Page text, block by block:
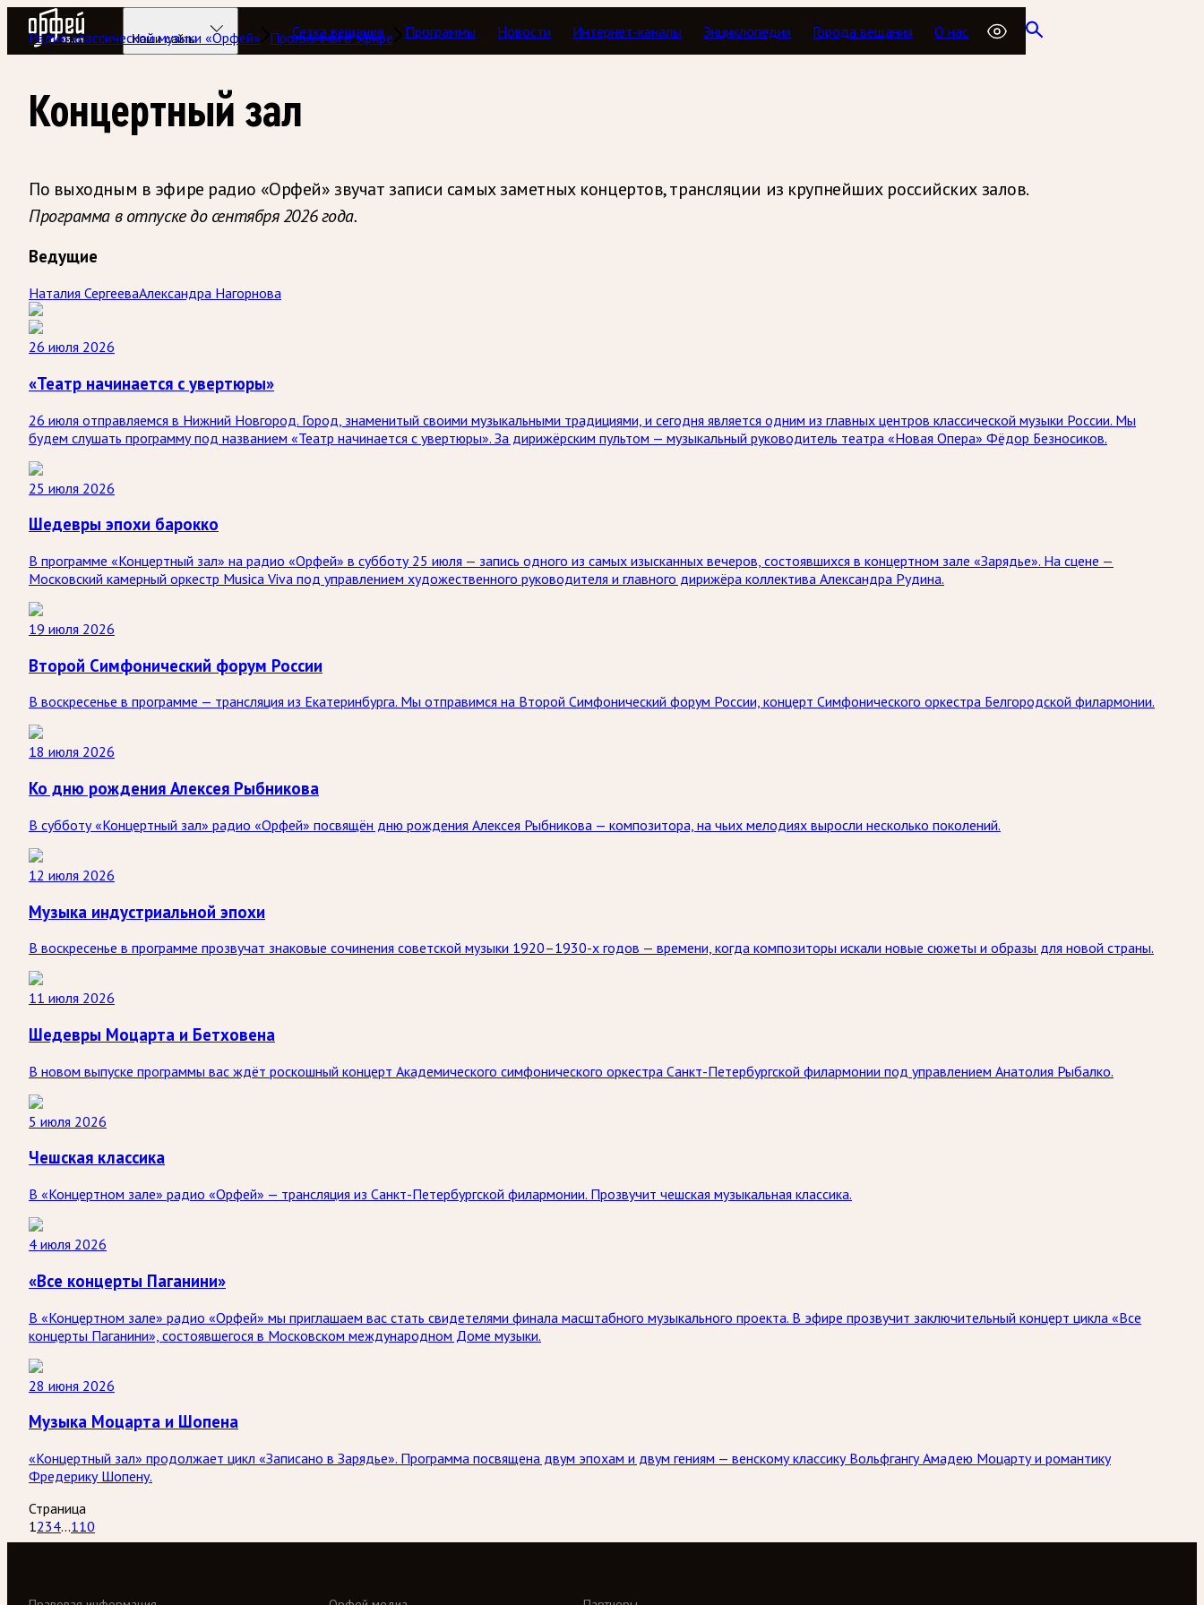
Радио Орфей
Наши сайты Сетка вещания Программы Новости Интернет-каналы Энциклопедия Города вещания О нас
Радио классической музыки «Орфей» Программы в эфире
Концертный зал
По выходным в эфире радио «Орфей» звучат записи самых заметных концертов, трансляции из крупнейших российских залов.
Программа в отпуске до сентября 2026 года.
Ведущие
Наталия СергееваАлександра Нагорнова
26 июля 2026
«Театр начинается с увертюры»
26 июля отправляемся в Нижний Новгород. Город, знаменитый своими музыкальными традициями, и сегодня является одним из главных центров классической музыки России. Мы
будем слушать программу под названием «Театр начинается с увертюры». За дирижёрским пультом — музыкальный руководитель театра «Новая Опера» Фёдор Безносиков.
25 июля 2026
Шедевры эпохи барокко
В программе «Концертный зал» на радио «Орфей» в субботу 25 июля — запись одного из самых изысканных вечеров, состоявшихся в концертном зале «Зарядье». На сцене —
Московский камерный оркестр Musica Viva под управлением художественного руководителя и главного дирижёра коллектива Александра Рудина.
19 июля 2026
Второй Симфонический форум России
В воскресенье в программе — трансляция из Екатеринбурга. Мы отправимся на Второй Симфонический форум России, концерт Симфонического оркестра Белгородской филармонии.
18 июля 2026
Ко дню рождения Алексея Рыбникова
В субботу «Концертный зал» радио «Орфей» посвящён дню рождения Алексея Рыбникова — композитора, на чьих мелодиях выросли несколько поколений.
12 июля 2026
Музыка индустриальной эпохи
В воскресенье в программе прозвучат знаковые сочинения советской музыки 1920–1930-х годов — времени, когда композиторы искали новые сюжеты и образы для новой страны.
11 июля 2026
Шедевры Моцарта и Бетховена
В новом выпуске программы вас ждёт роскошный концерт Академического симфонического оркестра Санкт-Петербургской филармонии под управлением Анатолия Рыбалко.
5 июля 2026
Чешская классика
В «Концертном зале» радио «Орфей» — трансляция из Санкт-Петербургской филармонии. Прозвучит чешская музыкальная классика.
4 июля 2026
«Все концерты Паганини»
В «Концертном зале» радио «Орфей» мы приглашаем вас стать свидетелями финала масштабного музыкального проекта. В эфире прозвучит заключительный концерт цикла «Все
концерты Паганини», состоявшегося в Московском международном Доме музыки.
28 июня 2026
Музыка Моцарта и Шопена
«Концертный зал» продолжает цикл «Записано в Зарядье». Программа посвящена двум эпохам и двум гениям — венскому классику Вольфгангу Амадею Моцарту и романтику
Фредерику Шопену.
Страница
1234...110